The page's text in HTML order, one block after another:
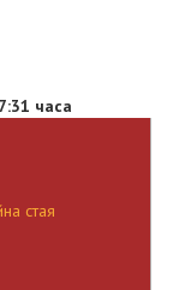
часа
стая